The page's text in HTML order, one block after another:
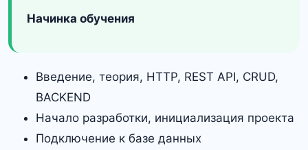
Начинка обучения
Введение, теория, HTTP, REST API, CRUD,
BACKEND
Начало разработки, инициализация проекта
Подключение к базе данных